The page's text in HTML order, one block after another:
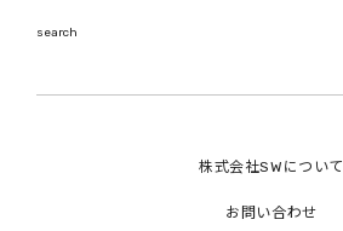
株式会社SWについて
お問い合わせ
search